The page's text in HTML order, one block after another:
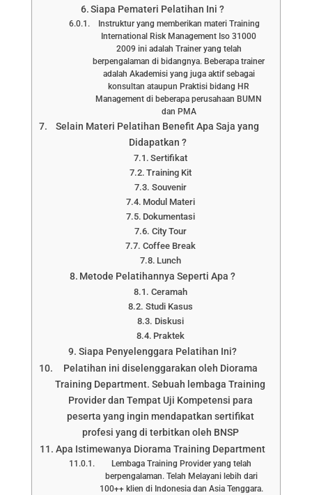
Siapa Pemateri Pelatihan Ini ?
Instruktur yang memberikan materi Training
International Risk Management Iso 31000
2009 ini adalah Trainer yang telah
berpengalaman di bidangnya. Beberapa trainer
adalah Akademisi yang juga aktif sebagai
konsultan ataupun Praktisi bidang HR
Management di beberapa perusahaan BUMN
dan PMA
Selain Materi Pelatihan Benefit Apa Saja yang
Didapatkan ?
Sertifikat
Training Kit
Souvenir
Modul Materi
Dokumentasi
City Tour
Coffee Break
Lunch
Metode Pelatihannya Seperti Apa ?
Ceramah
Studi Kasus
Diskusi
Praktek
Siapa Penyelenggara Pelatihan Ini?
Pelatihan ini diselenggarakan oleh Diorama
Training Department. Sebuah lembaga Training
Provider dan Tempat Uji Kompetensi para
peserta yang ingin mendapatkan sertifikat
profesi yang di terbitkan oleh BNSP
Apa Istimewanya Diorama Training Department
Lembaga Training Provider yang telah
berpengalaman. Telah Melayani lebih dari
100++ klien di Indonesia dan Asia Tenggara.